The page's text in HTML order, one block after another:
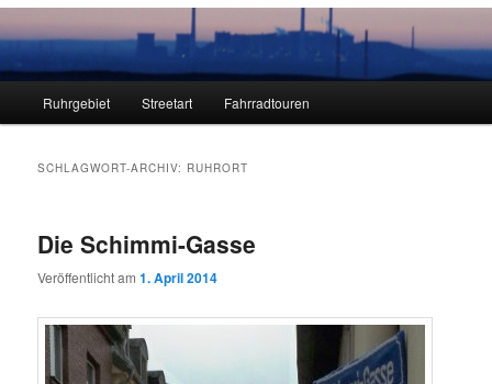
Ruhrgebiet Streetart Fahrradtouren
SCHLAGWORT-ARCHIV: RUHRORT
Die Schimmi-Gasse
Veröffentlicht am1. April 2014